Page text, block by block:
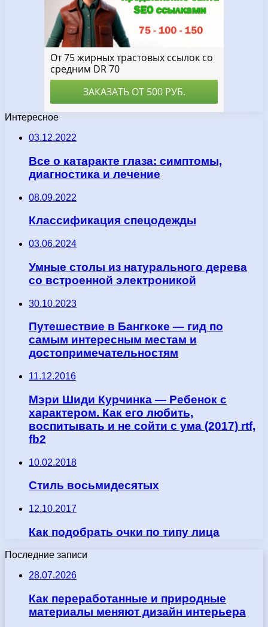
Интересное
03.12.2022
Все о катаракте глаза: симптомы,
диагностика и лечение
08.09.2022
Классификация спецодежды
03.06.2024
Умные столы из натурального дерева
со встроенной электроникой
30.10.2023
Путешествие в Бангкоке — гид по
самым интересным местам и
достопримечательностям
11.12.2016
Мэри Шиди Курчинка — Ребенок с
характером. Как его любить,
воспитывать и не сойти с ума (2017) rtf,
fb2
10.02.2018
Стиль восьмидесятых
12.10.2017
Как подобрать очки по типу лица
Последние записи
28.07.2026
Как переработанные и природные
материалы меняют дизайн интерьера